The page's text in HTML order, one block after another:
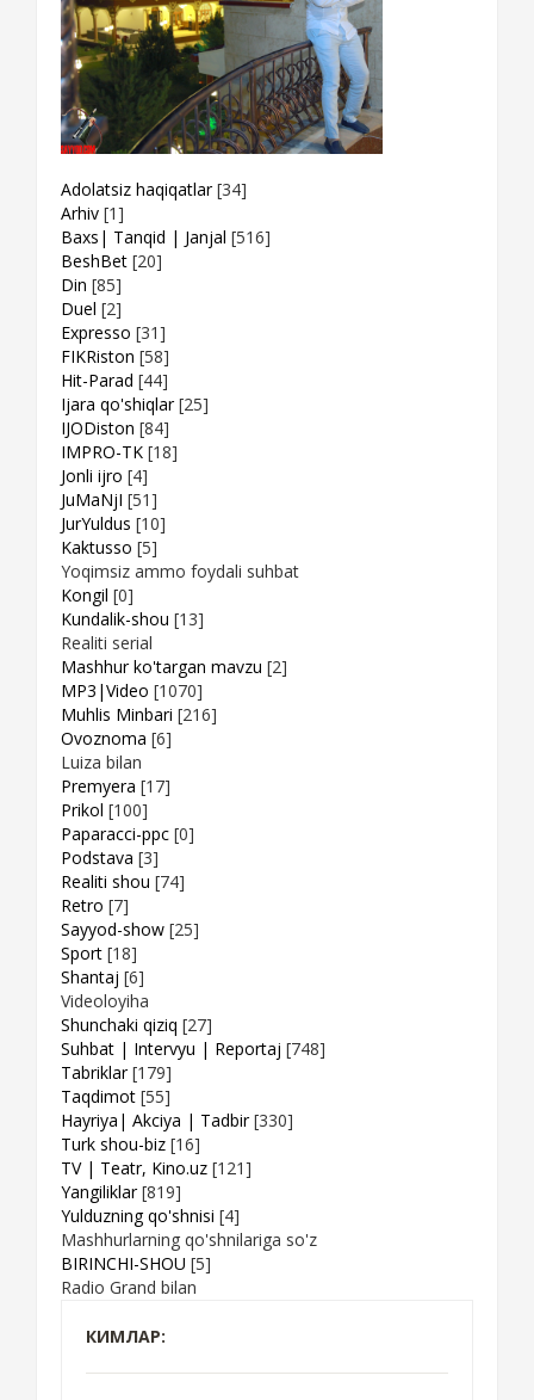
Adolatsiz haqiqatlar [34]
Arhiv [1]
Baxs| Tanqid | Janjal [516]
BeshBet [20]
Din [85]
Duel [2]
Expresso [31]
FIKRiston [58]
Hit-Parad [44]
Ijara qo'shiqlar [25]
IJODiston [84]
IMPRO-TK [18]
Jonli ijro [4]
JuMaNjI [51]
JurYuldus [10]
Kaktusso [5]
Yoqimsiz ammo foydali suhbat
Kongil [0]
Kundalik-shou [13]
Realiti serial
Mashhur ko'targan mavzu [2]
MP3|Video [1070]
Muhlis Minbari [216]
Ovoznoma [6]
Luiza bilan
Premyera [17]
Prikol [100]
Paparacci-ppc [0]
Podstava [3]
Realiti shou [74]
Retro [7]
Sayyod-show [25]
Sport [18]
Shantaj [6]
Videoloyiha
Shunchaki qiziq [27]
Suhbat | Intervyu | Reportaj [748]
Tabriklar [179]
Taqdimot [55]
Hayriya| Akciya | Tadbir [330]
Turk shou-biz [16]
TV | Teatr, Kino.uz [121]
Yangiliklar [819]
Yulduzning qo'shnisi [4]
Mashhurlarning qo'shnilariga so'z
BIRINCHI-SHOU [5]
Radio Grand bilan
КИМЛАР: